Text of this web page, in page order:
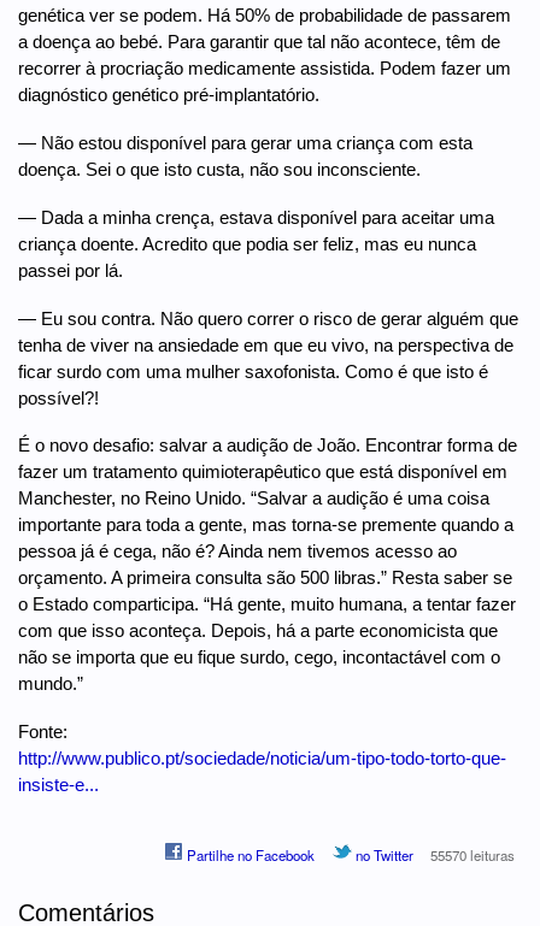
genética ver se podem. Há 50% de probabilidade de passarem
a doença ao bebé. Para garantir que tal não acontece, têm de
recorrer à procriação medicamente assistida. Podem fazer um
diagnóstico genético pré-implantatório.
— Não estou disponível para gerar uma criança com esta
doença. Sei o que isto custa, não sou inconsciente.
— Dada a minha crença, estava disponível para aceitar uma
criança doente. Acredito que podia ser feliz, mas eu nunca
passei por lá.
— Eu sou contra. Não quero correr o risco de gerar alguém que
tenha de viver na ansiedade em que eu vivo, na perspectiva de
ficar surdo com uma mulher saxofonista. Como é que isto é
possível?!
É o novo desafio: salvar a audição de João. Encontrar forma de
fazer um tratamento quimioterapêutico que está disponível em
Manchester, no Reino Unido. “Salvar a audição é uma coisa
importante para toda a gente, mas torna-se premente quando a
pessoa já é cega, não é? Ainda nem tivemos acesso ao
orçamento. A primeira consulta são 500 libras.” Resta saber se
o Estado comparticipa. “Há gente, muito humana, a tentar fazer
com que isso aconteça. Depois, há a parte economicista que
não se importa que eu fique surdo, cego, incontactável com o
mundo.”
Fonte:
http://www.publico.pt/sociedade/noticia/um-tipo-todo-torto-que-
insiste-e...
Partilhe no Facebook no Twitter 55570 leituras
Comentários